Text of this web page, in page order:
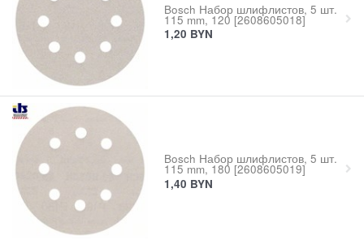
Bosch Набор шлифлистов, 5 шт.
115 mm, 120 [2608605018]
1,20 BYN
Bosch Набор шлифлистов, 5 шт.
115 mm, 180 [2608605019]
1,40 BYN